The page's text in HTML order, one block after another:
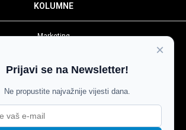
KOLUMNE
Marketing
Impressum
Pravila komentiranja
Agroglas
×
Prijavi se na Newsletter!
Ne propustite najvažnije vijesti dana.